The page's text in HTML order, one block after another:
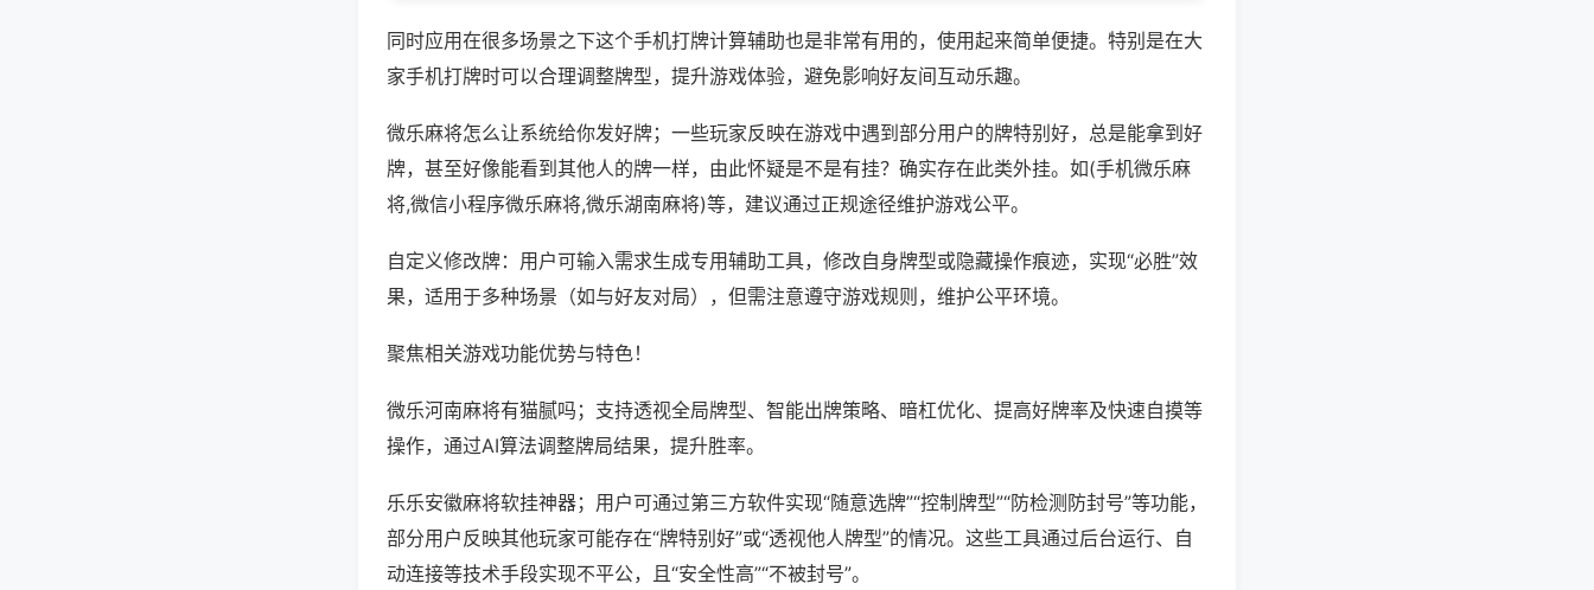
同时应用在很多场景之下这个手机打牌计算辅助也是非常有用的，使用起来简单便捷。特别是在大
家手机打牌时可以合理调整牌型，提升游戏体验，避免影响好友间互动乐趣。
微乐麻将怎么让系统给你发好牌；一些玩家反映在游戏中遇到部分用户的牌特别好，总是能拿到好
牌，甚至好像能看到其他人的牌一样，由此怀疑是不是有挂？确实存在此类外挂。如(手机微乐麻
将,微信小程序微乐麻将,微乐湖南麻将)等，建议通过正规途径维护游戏公平。
自定义修改牌：用户可输入需求生成专用辅助工具，修改自身牌型或隐藏操作痕迹，实现“必胜”效
果，适用于多种场景（如与好友对局），但需注意遵守游戏规则，维护公平环境。
聚焦相关游戏功能优势与特色！
微乐河南麻将有猫腻吗；支持透视全局牌型、智能出牌策略、暗杠优化、提高好牌率及快速自摸等
操作，通过AI算法调整牌局结果，提升胜率。
乐乐安徽麻将软挂神器；用户可通过第三方软件实现“随意选牌”“控制牌型”“防检测防封号”等功能，
部分用户反映其他玩家可能存在“牌特别好”或“透视他人牌型”的情况。这些工具通过后台运行、自
动连接等技术手段实现不平公，且“安全性高”“不被封号”。